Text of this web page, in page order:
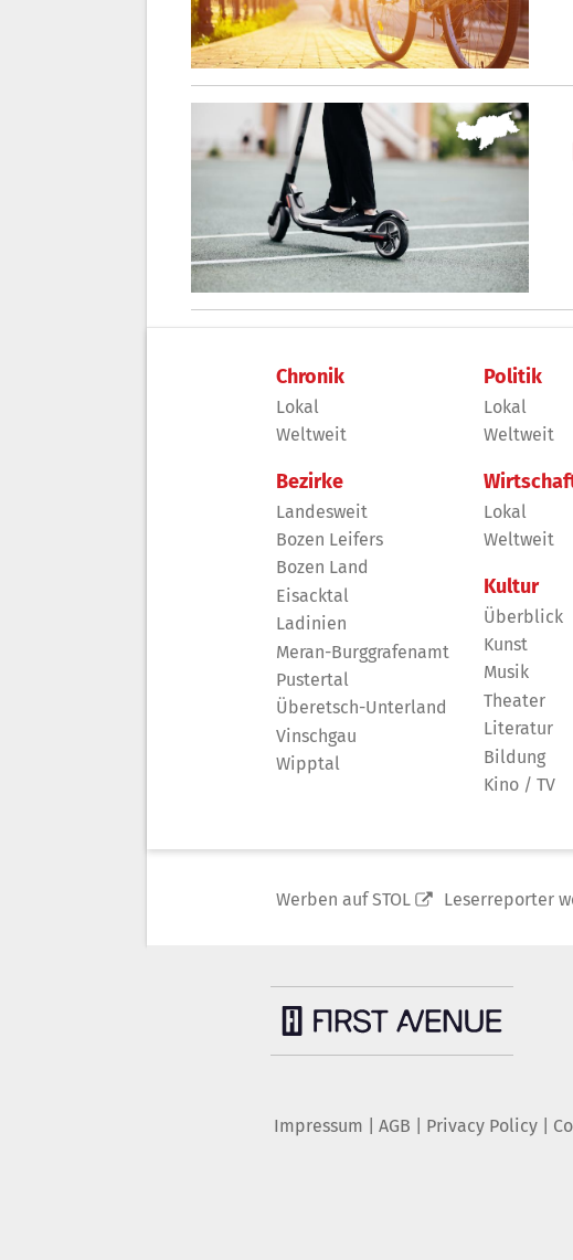
Chronik
Lokal
Weltweit
Bezirke
Landesweit
Bozen Leifers
Bozen Land
Eisacktal
Ladinien
Meran-Burggrafenamt
Pustertal
Überetsch-Unterland
Vinschgau
Wipptal
Politik
Lokal
Weltweit
Lokal
Weltweit
Kultur
Überblick
Kunst
Musik
Theater
Literatur
Bildung
Kino / TV
Werben auf STOL Leserreporter
Impressum AGB Privacy Policy|